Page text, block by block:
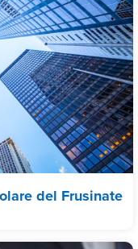
del Frusinate